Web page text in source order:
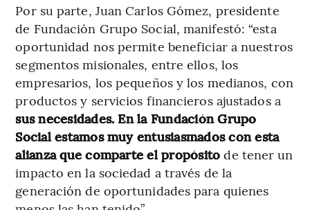
Por su parte, Juan Carlos Gómez, presidente
de Fundación Grupo Social, manifestó: “esta
oportunidad nos permite beneficiar a nuestros
segmentos misionales, entre ellos, los
empresarios, los pequeños y los medianos, con
productos y servicios financieros ajustados a
sus necesidades. En la Fundación Grupo
Social estamos muy entusiasmados con esta
alianza que comparte el propósito de tener un
impacto en la sociedad a través de la
generación de oportunidades para quienes